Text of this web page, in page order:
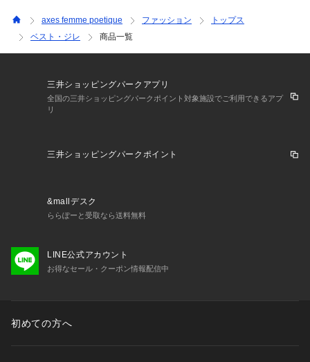
axes femme poetique ファッション
トップス
ベスト・ジレ
商品一覧
三井ショッピングパークアプリ
全国の三井ショッピングパークポイント対象施設でご利用できるアプ
リ
三井ショッピングパークポイント
&mallデスク
ららぽーと受取なら送料無料
LINE公式アカウント
お得なセール・クーポン情報配信中
初めての方へ